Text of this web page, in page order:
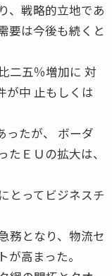
、戦略的立地であ
要は今後も続くと
二五％増加に 対
が中 止もしくは
ったが、 ボーダ
ＥＵの拡大は、
とってビジネスチ
務となり、物流セ
高まった。